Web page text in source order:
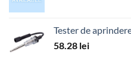
Tester de
58.28 lei